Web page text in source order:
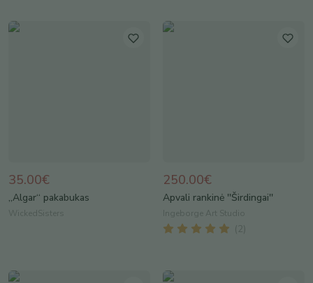
35.00€
„Algar“ pakabukas
WickedSisters
250.00€
Apvali rankinė ''Širdingai''
Ingeborge Art Studio
( 2